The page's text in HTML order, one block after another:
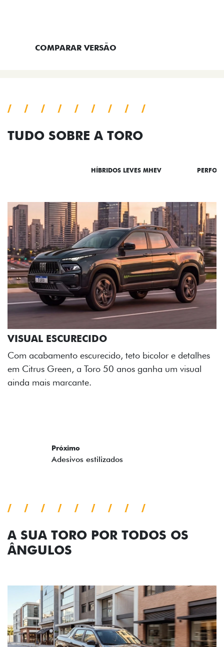
COMPARAR VERSÃO
TUDO SOBRE A TORO
HÍBRIDOS LEVES MHEV
ADESIVOS ESTILIZADOS
Os adesivos aplicados no capô e nas laterais
reforçam a identidade única dessa edição para lá de
comemorativa.
Previous
Next
A SUA TORO POR TODOS OS
Anterior